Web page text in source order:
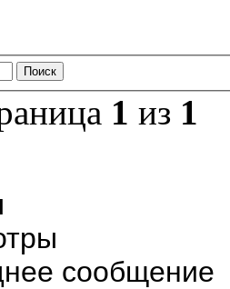
1 из 1
сообщение